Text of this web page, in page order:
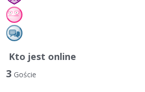
Kto jest online
3 Goście